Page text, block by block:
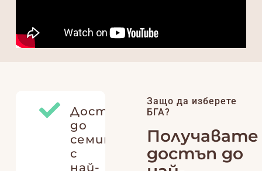
Достъп
до
семинари
с
най-
Защо да изберете
БГА?
Получавате
достъп до